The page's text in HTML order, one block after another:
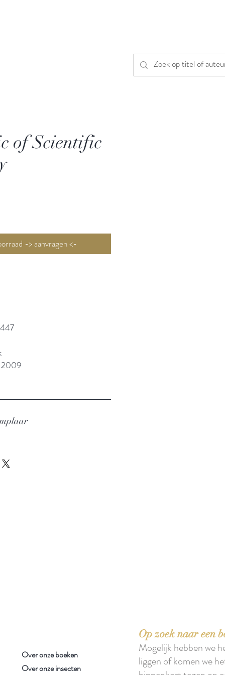
of Scientific
Niet op voorraad -> aanvragen <-
2009
Op zoek naar een
Mogelijk hebben we
liggen of komen we
Over onze boeken
Over onze insecten